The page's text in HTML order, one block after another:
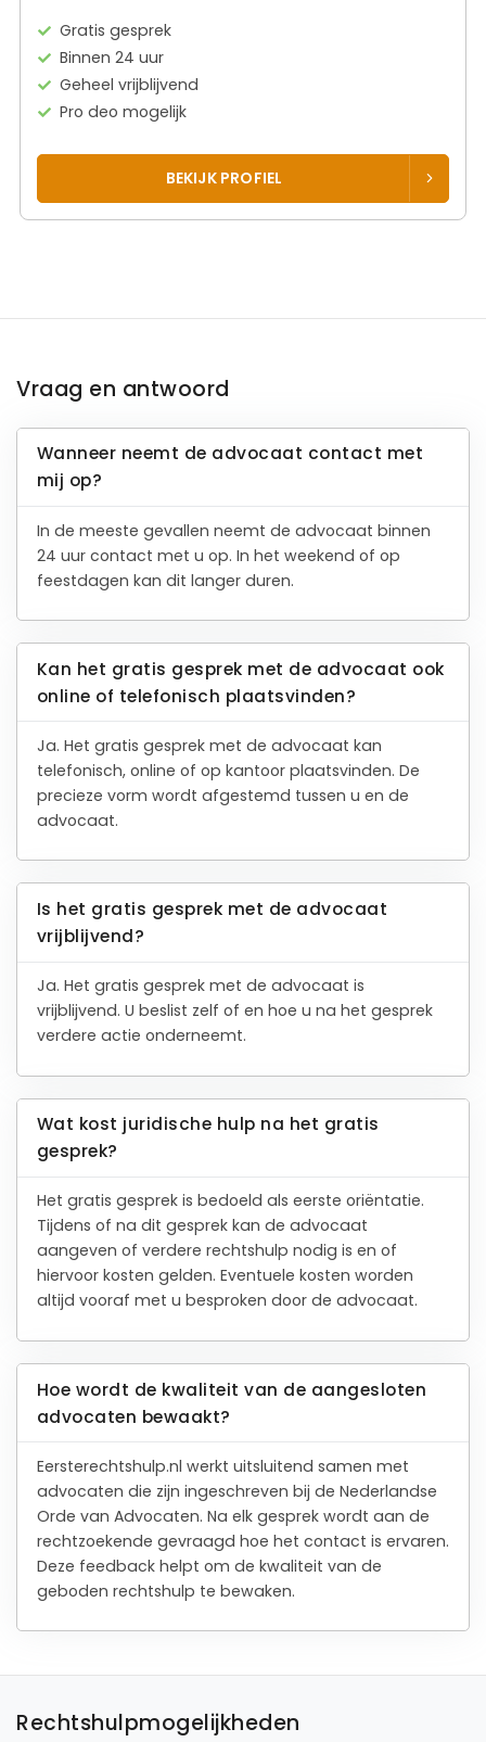
Gratis gesprek
Binnen 24 uur
Geheel vrijblijvend
Pro deo mogelijk
BEKIJK PROFIEL
Vraag en antwoord
Wanneer neemt de advocaat contact met
mij op?
In de meeste gevallen neemt de advocaat binnen
24 uur contact met u op. In het weekend of op
feestdagen kan dit langer duren.
Kan het gratis gesprek met de advocaat ook
online of telefonisch plaatsvinden?
Ja. Het gratis gesprek met de advocaat kan
telefonisch, online of op kantoor plaatsvinden. De
precieze vorm wordt afgestemd tussen u en de
advocaat.
Is het gratis gesprek met de advocaat
vrijblijvend?
Ja. Het gratis gesprek met de advocaat is
vrijblijvend. U beslist zelf of en hoe u na het gesprek
verdere actie onderneemt.
Wat kost juridische hulp na het gratis
gesprek?
Het gratis gesprek is bedoeld als eerste oriëntatie.
Tijdens of na dit gesprek kan de advocaat
aangeven of verdere rechtshulp nodig is en of
hiervoor kosten gelden. Eventuele kosten worden
altijd vooraf met u besproken door de advocaat.
Hoe wordt de kwaliteit van de aangesloten
advocaten bewaakt?
Eersterechtshulp.nl werkt uitsluitend samen met
advocaten die zijn ingeschreven bij de Nederlandse
Orde van Advocaten. Na elk gesprek wordt aan de
rechtzoekende gevraagd hoe het contact is ervaren.
Deze feedback helpt om de kwaliteit van de
geboden rechtshulp te bewaken.
Rechtshulpmogelijkheden